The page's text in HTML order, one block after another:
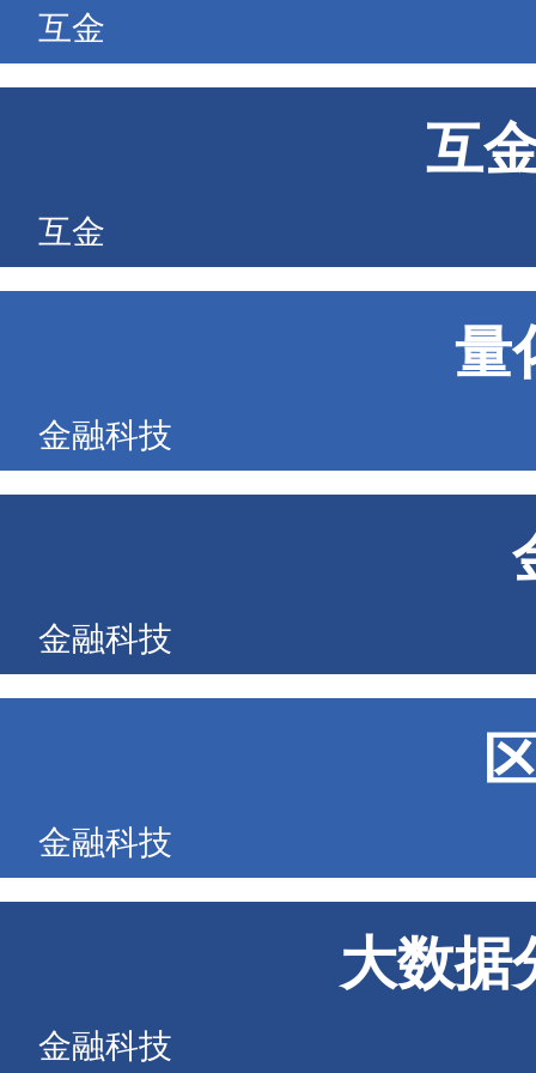
互金
互
互金
量
金融科技
金融科技
金融科技
大数据
金融科技